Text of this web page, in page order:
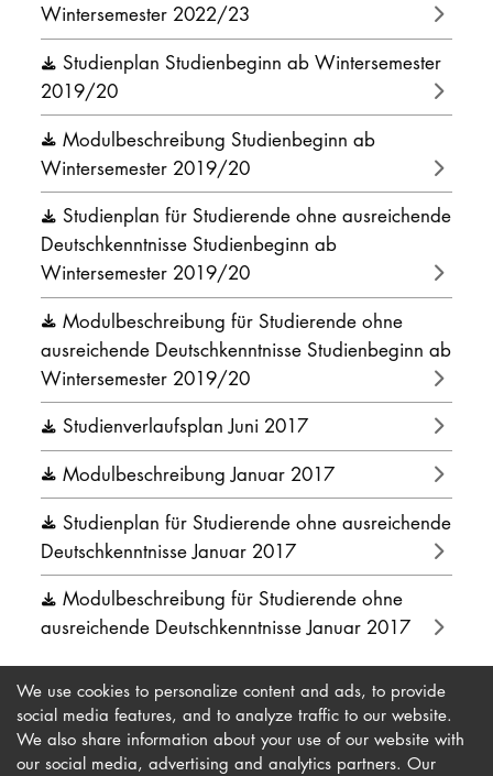
Wintersemester 2022/23
Studienplan Studienbeginn ab Wintersemester
2019/20
Modulbeschreibung Studienbeginn ab
Wintersemester 2019/20
Studienplan für Studierende ohne ausreichende
Deutschkenntnisse Studienbeginn ab
Wintersemester 2019/20
Modulbeschreibung für Studierende ohne
ausreichende Deutschkenntnisse Studienbeginn ab
Wintersemester 2019/20
Studienverlaufsplan Juni 2017
Modulbeschreibung Januar 2017
Studienplan für Studierende ohne ausreichende
Deutschkenntnisse Januar 2017
Modulbeschreibung für Studierende ohne
ausreichende Deutschkenntnisse Januar 2017
We use cookies to personalize content and ads, to provide
social media features, and to analyze traffic to our website.
We also share information about your use of our website with
our social media, advertising and analytics partners. Our